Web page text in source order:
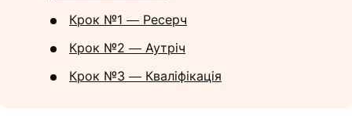
Крок №1 ― Ресерч
Крок №2 ― Аутріч
Крок №3 ― Кваліфікація